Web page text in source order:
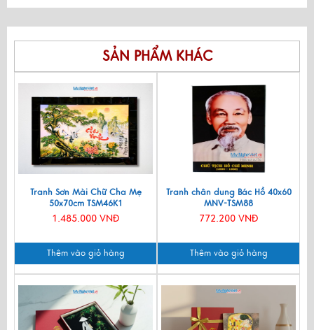
SẢN PHẨM KHÁC
Tranh Sơn Mài Chữ Cha Mẹ
50x70cm TSM46K1
1.485.000 VNĐ
Thêm vào giỏ hàng
Tranh chân dung Bác Hồ 40x60
MNV-TSM88
772.200 VNĐ
Thêm vào giỏ hàng